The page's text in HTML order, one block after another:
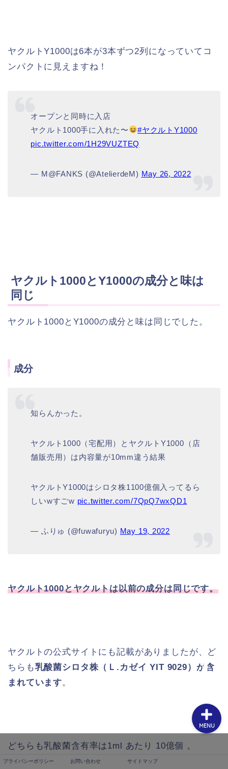
ヤクルトY1000は6本が3本ずつ2列になっていてコ
ンパクトに見えますね！
オープンと同時に入店
ヤクルト1000手に入れた〜
#ヤクルトY1000
pic.twitter.com/1H29VUZTEQ
— M@FANKS (@AtelierdeM) May 26, 2022
ヤクルト1000とY1000の成分と味は
同じ
ヤクルト1000とY1000の成分と味は同じでした。
成分
知らんかった。
ヤクルト1000（宅配用）とヤクルトY1000（店
舗販売用）は内容量が10mm違う結果
ヤクルトY1000はシロタ株1100億個入ってるら
しいwすごw pic.twitter.com/7QpQ7wxQD1
— ふりゅ (@fuwafuryu) May 19, 2022
ヤクルト1000とヤクルトは以前の成分は同じです。
ヤクルトの公式サイトにも記載がありましたが、ど
ちらも乳酸菌シロタ株（Ｌ.カゼイ YIT 9029）が含
まれています。
どちらも乳酸菌含有率は1ml あたり 10億個 。
プライバシーポリシー お問い合わせ サイトマップ
MENU
サイトマップ